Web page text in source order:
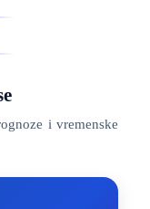
i vremenske